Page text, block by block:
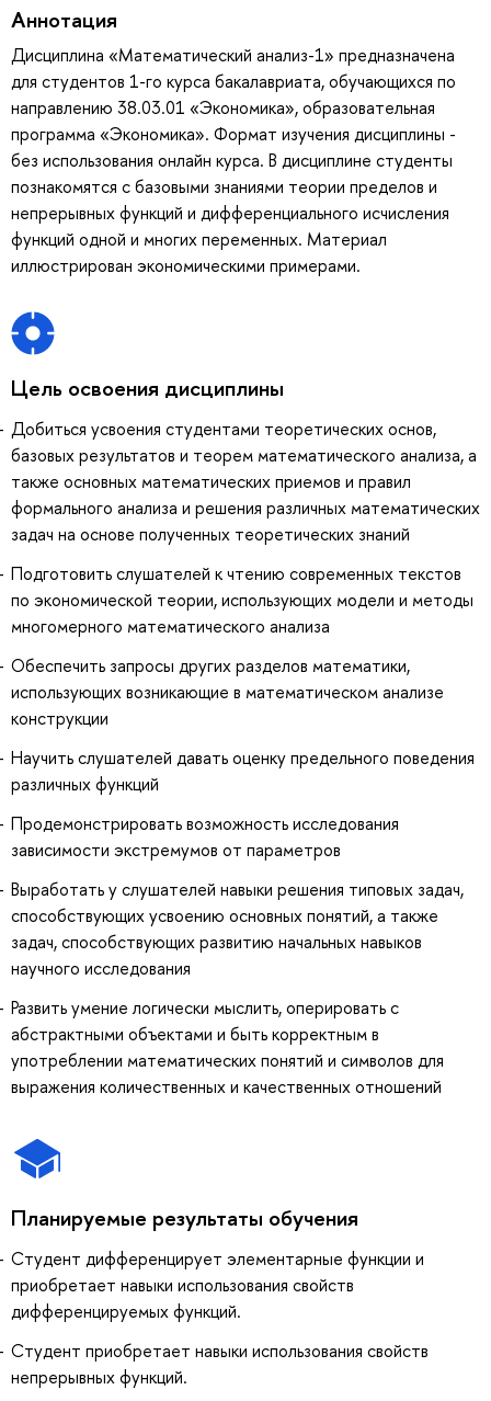
Аннотация
Дисциплина «Математический анализ-1» предназначена
для студентов 1-го курса бакалавриата, обучающихся по
направлению 38.03.01 «Экономика», образовательная
программа «Экономика». Формат изучения дисциплины -
без использования онлайн курса. В дисциплине студенты
познакомятся с базовыми знаниями теории пределов и
непрерывных функций и дифференциального исчисления
функций одной и многих переменных. Материал
иллюстрирован экономическими примерами.
Цель освоения дисциплины
Добиться усвоения студентами теоретических основ,
базовых результатов и теорем математического анализа, а
также основных математических приемов и правил
формального анализа и решения различных математических
задач на основе полученных теоретических знаний
Подготовить слушателей к чтению современных текстов
по экономической теории, использующих модели и методы
многомерного математического анализа
Обеспечить запросы других разделов математики,
использующих возникающие в математическом анализе
конструкции
Научить слушателей давать оценку предельного поведения
различных функций
Продемонстрировать возможность исследования
зависимости экстремумов от параметров
Выработать у слушателей навыки решения типовых задач,
способствующих усвоению основных понятий, а также
задач, способствующих развитию начальных навыков
научного исследования
Развить умение логически мыслить, оперировать с
абстрактными объектами и быть корректным в
употреблении математических понятий и символов для
выражения количественных и качественных отношений
Планируемые результаты обучения
Cтудент дифференцирует элементарные функции и
приобретает навыки использования свойств
дифференцируемых функций.
Cтудент приобретает навыки использования свойств
непрерывных функций.